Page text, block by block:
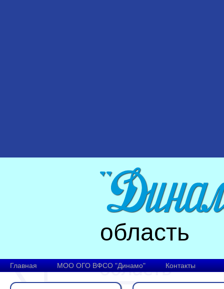
область
Главная МОО ОГО ВФСО "Динамо" Контакты